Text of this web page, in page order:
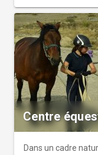
Centre
Dans un cadre